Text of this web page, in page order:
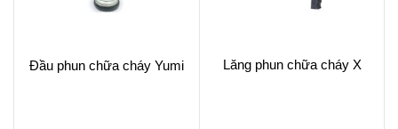
Đầu phun chữa cháy Yumi Lăng phun chữa cháy X